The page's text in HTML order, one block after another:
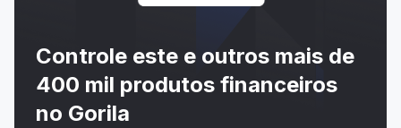
Controle este e outros mais de
400 mil produtos financeiros
no Gorila